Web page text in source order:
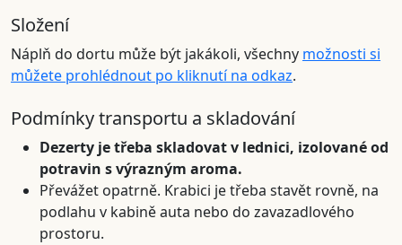
Složení
Náplň do dortu může být jakákoli, všechny možnosti si
můžete prohlédnout po kliknutí na odkaz.
Podmínky transportu a skladování
Dezerty je třeba skladovat v lednici, izolované od
potravin s výrazným aroma.
Převážet opatrně. Krabici je třeba stavět rovně, na
podlahu v kabině auta nebo do zavazadlového
prostoru.